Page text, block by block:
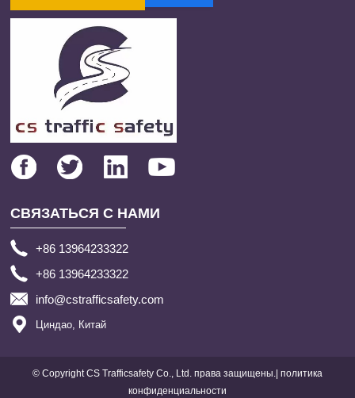
РАССМОТРЕНИЕ
СВЯЗАТЬСЯ С НАМИ
+86 13964233322
+86 13964233322
info@cstrafficsafety.com
Циндао, Китай
© Copyright CS Trafficsafety Co., Ltd. права защищены.| политика
конфиденциальности